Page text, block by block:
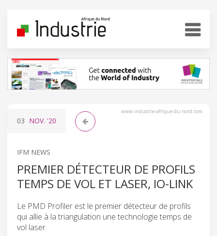
www.industrie-afrique-du-nord.com
03 NOV. '20
IFM NEWS
PREMIER DÉTECTEUR DE PROFILS
TEMPS DE VOL ET LASER, IO-LINK
Le PMD Profiler est le premier détecteur de profils
qui allie à la triangulation une technologie temps de
vol laser.